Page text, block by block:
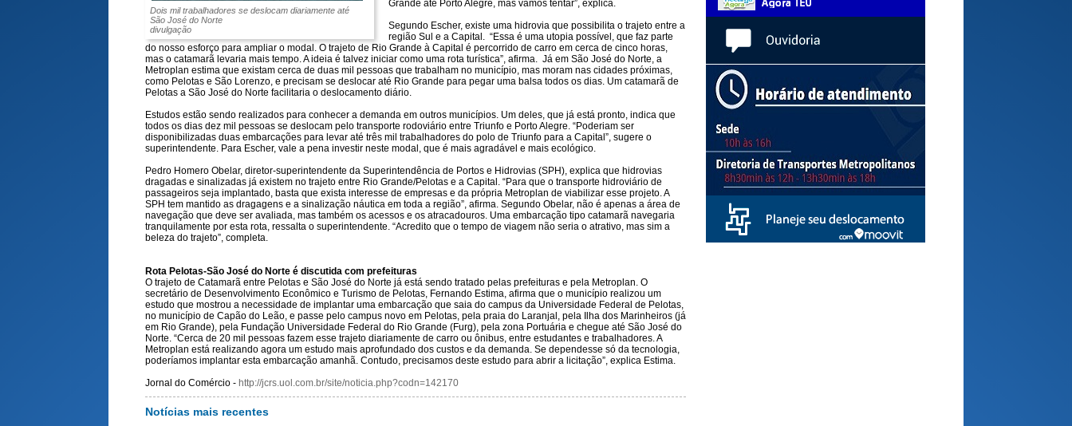
Dois mil trabalhadores se deslocam diariamente até
São José do Norte
divulgação
Grande até Porto Alegre, mas vamos tentar”, explica.
Segundo Escher, existe uma hidrovia que possibilita o trajeto entre a
região Sul e a Capital. “Essa é uma utopia possível, que faz parte
do nosso esforço para ampliar o modal. O trajeto de Rio Grande à Capital é percorrido de carro em cerca de cinco horas,
mas o catamarã levaria mais tempo. A ideia é talvez iniciar como uma rota turística”, afirma. Já em São José do Norte, a
Metroplan estima que existam cerca de duas mil pessoas que trabalham no município, mas moram nas cidades próximas,
como Pelotas e São Lorenzo, e precisam se deslocar até Rio Grande para pegar uma balsa todos os dias. Um catamarã de
Pelotas a São José do Norte facilitaria o deslocamento diário.
Estudos estão sendo realizados para conhecer a demanda em outros municípios. Um deles, que já está pronto, indica que
todos os dias dez mil pessoas se deslocam pelo transporte rodoviário entre Triunfo e Porto Alegre. “Poderiam ser
disponibilizadas duas embarcações para levar até três mil trabalhadores do polo de Triunfo para a Capital”, sugere o
superintendente. Para Escher, vale a pena investir neste modal, que é mais agradável e mais ecológico.
Pedro Homero Obelar, diretor-superintendente da Superintendência de Portos e Hidrovias (SPH), explica que hidrovias
dragadas e sinalizadas já existem no trajeto entre Rio Grande/Pelotas e a Capital. “Para que o transporte hidroviário de
passageiros seja implantado, basta que exista interesse de empresas e da própria Metroplan de viabilizar esse projeto. A
SPH tem mantido as dragagens e a sinalização náutica em toda a região”, afirma. Segundo Obelar, não é apenas a área de
navegação que deve ser avaliada, mas também os acessos e os atracadouros. Uma embarcação tipo catamarã navegaria
tranquilamente por esta rota, ressalta o superintendente. “Acredito que o tempo de viagem não seria o atrativo, mas sim a
beleza do trajeto”, completa.
Rota Pelotas-São José do Norte é discutida com prefeituras
O trajeto de Catamarã entre Pelotas e São José do Norte já está sendo tratado pelas prefeituras e pela Metroplan. O
secretário de Desenvolvimento Econômico e Turismo de Pelotas, Fernando Estima, afirma que o município realizou um
estudo que mostrou a necessidade de implantar uma embarcação que saia do campus da Universidade Federal de Pelotas,
no município de Capão do Leão, e passe pelo campus novo em Pelotas, pela praia do Laranjal, pela Ilha dos Marinheiros (já
em Rio Grande), pela Fundação Universidade Federal do Rio Grande (Furg), pela zona Portuária e chegue até São José do
Norte. “Cerca de 20 mil pessoas fazem esse trajeto diariamente de carro ou ônibus, entre estudantes e trabalhadores. A
Metroplan está realizando agora um estudo mais aprofundado dos custos e da demanda. Se dependesse só da tecnologia,
poderíamos implantar esta embarcação amanhã. Contudo, precisamos deste estudo para abrir a licitação”, explica Estima.
Jornal do Comércio - http://jcrs.uol.com.br/site/noticia.php?codn=142170
Notícias mais recentes